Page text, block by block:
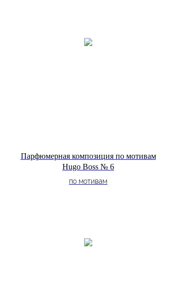
Парфюмерная композиция по мотивам
Hugo Boss № 6
по мотивам